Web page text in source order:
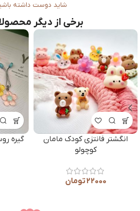
شاید دوست داشته
برخی از دیگر
آویز عروسک مینیاتوری
65000تومان